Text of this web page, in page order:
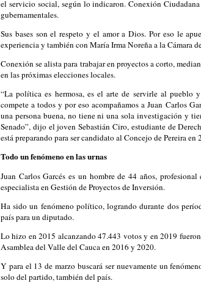
el servicio social, según lo indicaron. Conexión
gubernamentales.
Sus bases son el respeto y el amor a Dios. Por eso le
experiencia y también con María Irma Noreña a la Cámara
Conexión se alista para trabajar en proyectos a corto,
en las próximas elecciones locales.
“La política es hermosa, es el arte de servirle al
compete a todos y por eso acompañamos a Juan Carlos
una persona buena, no tiene ni una sola investigación y
Senado”, dijo el joven Sebastián Ciro, estudiante de
está preparando para ser candidato al Concejo de Pereira en
Todo un fenómeno en las urnas
Juan Carlos Garcés es un hombre de 44 años,
especialista en Gestión de Proyectos de Inversión.
Ha sido un fenómeno político, logrando durante dos
país para un diputado.
Lo hizo en 2015 alcanzando 47.443 votos y en 2019
Asamblea del Valle del Cauca en 2016 y 2020.
Y para el 13 de marzo buscará ser nuevamente un
solo del partido, también del país.